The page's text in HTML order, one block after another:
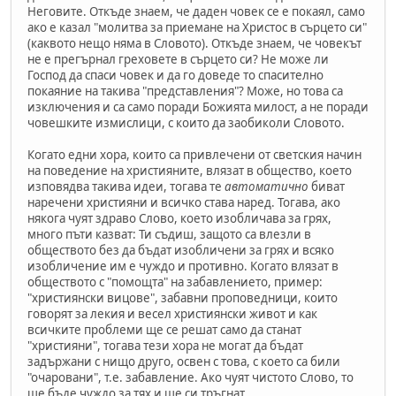
Неговите. Откъде знаем, че даден човек се е покаял, само
ако е казал "молитва за приемане на Христос в сърцето си"
(каквото нещо няма в Словото). Откъде знаем, че човекът
не е прегърнал греховете в сърцето си? Не може ли
Господ да спаси човек и да го доведе то спасително
покаяние на такива "представления"? Може, но това са
изключения и са само поради Божията милост, а не поради
човешките измислици, с които да заобиколи Словото.
Когато едни хора, които са привлечени от светския начин
на поведение на християните, влязат в общество, което
изповядва такива идеи, тогава те автоматично биват
наречени християни и всичко става наред. Тогава, ако
някога чуят здраво Слово, което изобличава за грях,
много пъти казват: Ти съдиш, защото са влезли в
обществото без да бъдат изобличени за грях и всяко
изобличение им е чуждо и противно. Когато влязат в
обществото с "помощта" на забавлението, пример:
"християнски вицове", забавни проповедници, които
говорят за лекия и весел християнски живот и как
всичките проблеми ще се решат само да станат
"християни", тогава тези хора не могат да бъдат
задържани с нищо друго, освен с това, с което са били
"очаровани", т.е. забавление. Ако чуят чистото Слово, то